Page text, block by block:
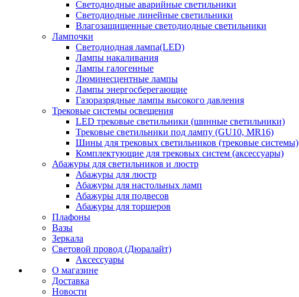
Светодиодные аварийные светильники
Светодиодные линейные светильники
Влагозащищенные светодиодные светильники
Лампочки
Светодиодная лампа(LED)
Лампы накаливания
Лампы галогенные
Люминесцентные лампы
Лампы энергосберегающие
Газоразрядные лампы высокого давления
Трековые системы освещения
LED трековые светильники (шинные светильники)
Трековые светильники под лампу (GU10, MR16)
Шины для трековых светильников (трековые системы)
Комплектующие для трековых систем (аксессуары)
Абажуры для светильников и люстр
Абажуры для люстр
Абажуры для настольных ламп
Абажуры для подвесов
Абажуры для торшеров
Плафоны
Вазы
Зеркала
Световой провод (Дюралайт)
Аксессуары
О магазине
Доставка
Новости